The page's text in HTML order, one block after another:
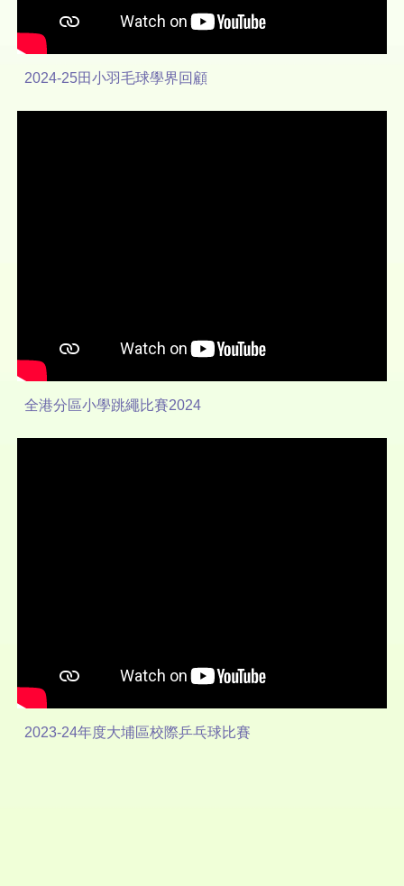
2024-25田小羽毛球學界回顧
全港分區小學跳繩比賽2024
2023-24年度大埔區校際乒乓球比賽